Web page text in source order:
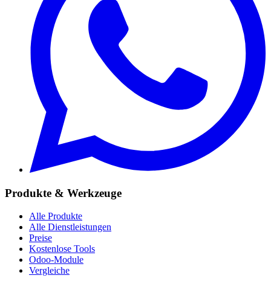
Produkte & Werkzeuge
Alle Produkte
Alle Dienstleistungen
Preise
Kostenlose Tools
Odoo-Module
Vergleiche